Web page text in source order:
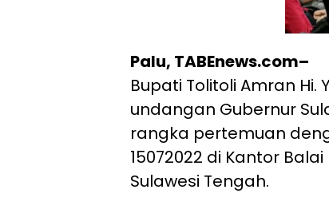
Palu, TABEnews.com–
Bupati Tolitoli Amran
undangan Gubernur
rangka pertemuan
15072022 di Kantor
Sulawesi Tengah.